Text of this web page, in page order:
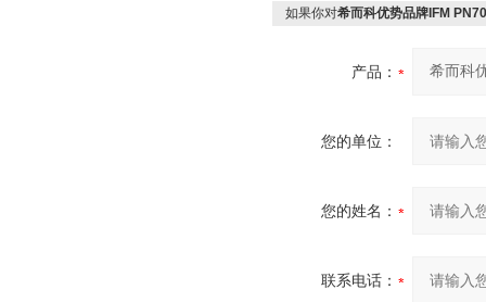
如果你对希而科优势品牌IFM
产品：
您的单位：
您的姓名：
联系电话：